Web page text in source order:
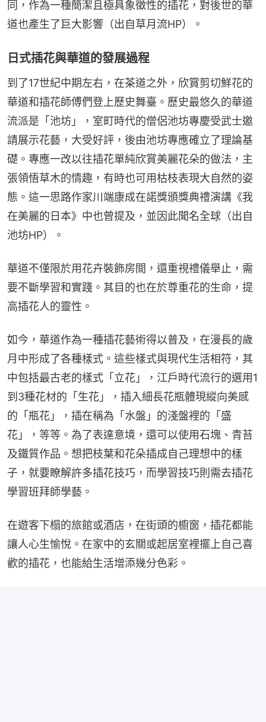
同，作為一種簡潔且極具象徵性的插花，對後世的華
道也產生了巨大影響（出自草月流HP）。
日式插花與華道的發展過程
到了17世紀中期左右，在茶道之外，欣賞剪切鮮花的
華道和插花師傅們登上歷史舞臺。歷史最悠久的華道
流派是「池坊」，室町時代的僧侶池坊專慶受武士邀
請展示花藝，大受好評，後由池坊專應確立了理論基
礎。專應一改以往插花單純欣賞美麗花朵的做法，主
張領悟草木的情趣，有時也可用枯枝表現大自然的姿
態。這一思路作家川端康成在諾獎頒獎典禮演講《我
在美麗的日本》中也曾提及，並因此聞名全球（出自
池坊HP）。
華道不僅限於用花卉裝飾房間，還重視禮儀舉止，需
要不斷學習和實踐。其目的也在於尊重花的生命，提
高插花人的靈性。
如今，華道作為一種插花藝術得以普及，在漫長的歲
月中形成了各種樣式。這些樣式與現代生活相符，其
中包括最古老的樣式「立花」，江戶時代流行的選用1
到3種花材的「生花」，插入細長花瓶體現縱向美感
的「瓶花」，插在稱為「水盤」的淺盤裡的「盛
花」，等等。為了表達意境，還可以使用石塊、青苔
及鐵質作品。想把枝葉和花朵插成自己理想中的樣
子，就要瞭解許多插花技巧，而學習技巧則需去插花
學習班拜師學藝。
在遊客下榻的旅館或酒店，在街頭的櫥窗，插花都能
讓人心生愉悅。在家中的玄關或起居室裡擺上自己喜
歡的插花，也能給生活增添幾分色彩。